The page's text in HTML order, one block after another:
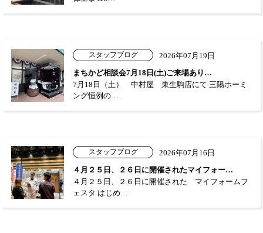
スタッフブログ
2026年07月19日
まちかど相談会7月18日(土)ご来場あり…
7月18日（土） 中村屋 東生駒店にて 三陽ホーミ
ング恒例の…
スタッフブログ
2026年07月16日
４月２５日、２６日に開催されたマイフォー…
４月２５日、２６日に開催された マイフォームフ
ェスタ はじめ…